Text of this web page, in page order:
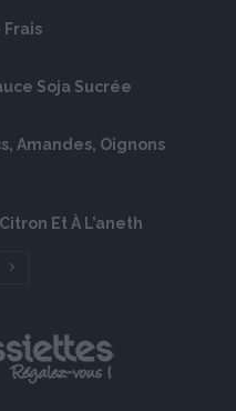
Frais
Soja Sucrée
Amandes, Oignons
Et À L’aneth
Page